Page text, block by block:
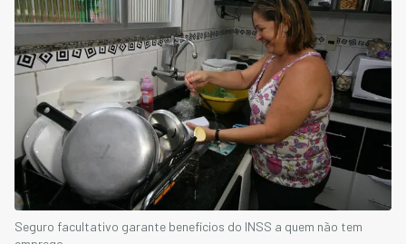
Seguro facultativo garante benefícios do INSS a quem não tem